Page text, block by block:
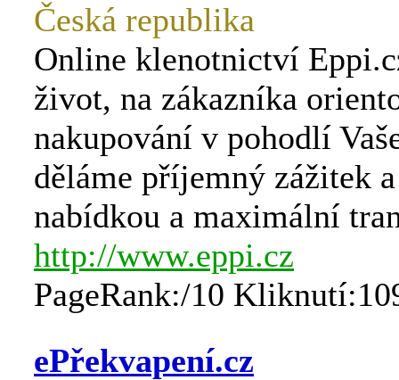
Česká republika
Online klenotnictví
život, na zákazníka
nakupování v pohodlí
děláme příjemný zážitek
nabídkou a maximální
http://www.eppi.cz
PageRank:/10
ePřekvapení.cz